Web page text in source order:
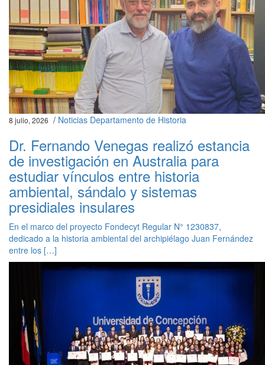
8 julio, 2026 / Noticias Departamento de Historia
Dr. Fernando Venegas realizó estancia
de investigación en Australia para
estudiar vínculos entre historia
ambiental, sándalo y sistemas
presidiales insulares
En el marco del proyecto Fondecyt Regular N° 1230837,
dedicado a la historia ambiental del archipiélago Juan Fernández
entre los […]